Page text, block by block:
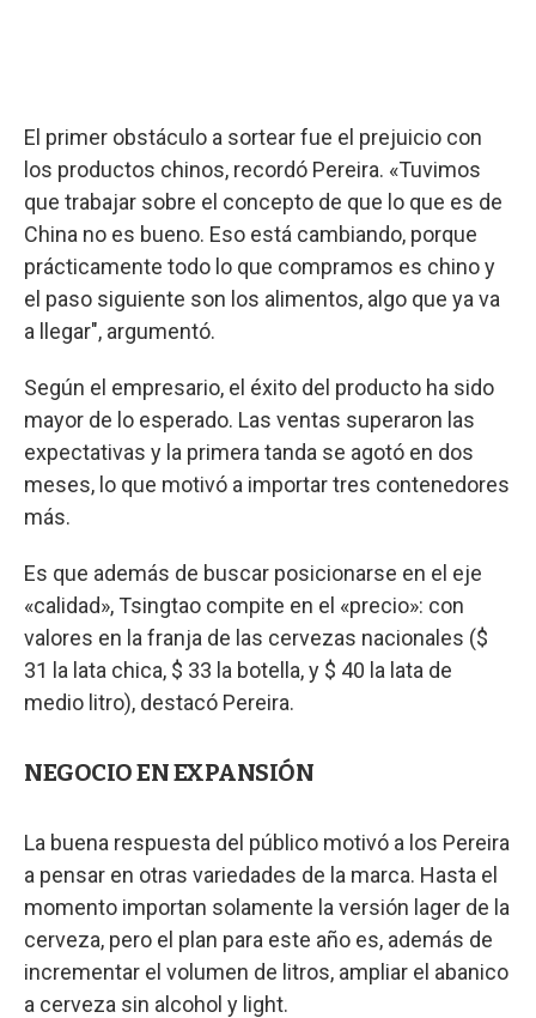
El primer obstáculo a sortear fue el prejuicio con
los productos chinos, recordó Pereira. «Tuvimos
que trabajar sobre el concepto de que lo que es de
China no es bueno. Eso está cambiando, porque
prácticamente todo lo que compramos es chino y
el paso siguiente son los alimentos, algo que ya va
a llegar", argumentó.
Según el empresario, el éxito del producto ha sido
mayor de lo esperado. Las ventas superaron las
expectativas y la primera tanda se agotó en dos
meses, lo que motivó a importar tres contenedores
más.
Es que además de buscar posicionarse en el eje
«calidad», Tsingtao compite en el «precio»: con
valores en la franja de las cervezas nacionales ($
31 la lata chica, $ 33 la botella, y $ 40 la lata de
medio litro), destacó Pereira.
NEGOCIO EN EXPANSIÓN
La buena respuesta del público motivó a los Pereira
a pensar en otras variedades de la marca. Hasta el
momento importan solamente la versión lager de la
cerveza, pero el plan para este año es, además de
incrementar el volumen de litros, ampliar el abanico
a cerveza sin alcohol y light.